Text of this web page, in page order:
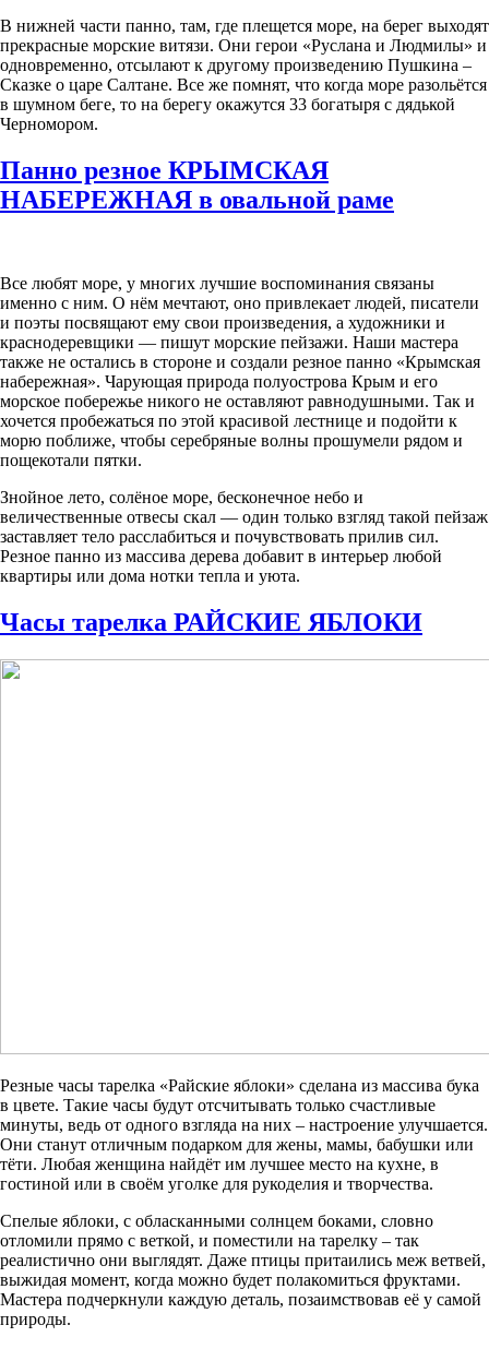
В нижней части панно, там, где плещется море, на берег выходят
прекрасные морские витязи. Они герои «Руслана и Людмилы» и
одновременно, отсылают к другому произведению Пушкина –
Сказке о царе Салтане. Все же помнят, что когда море разольётся
в шумном беге, то на берегу окажутся 33 богатыря с дядькой
Черномором.
Панно резное КРЫМСКАЯ
НАБЕРЕЖНАЯ в овальной раме
Все любят море, у многих лучшие воспоминания связаны
именно с ним. О нём мечтают, оно привлекает людей, писатели
и поэты посвящают ему свои произведения, а художники и
краснодеревщики — пишут морские пейзажи. Наши мастера
также не остались в стороне и создали резное панно «Крымская
набережная». Чарующая природа полуострова Крым и его
морское побережье никого не оставляют равнодушными. Так и
хочется пробежаться по этой красивой лестнице и подойти к
морю поближе, чтобы серебряные волны прошумели рядом и
пощекотали пятки.
Знойное лето, солёное море, бесконечное небо и
величественные отвесы скал — один только взгляд такой пейзаж
заставляет тело расслабиться и почувствовать прилив сил.
Резное панно из массива дерева добавит в интерьер любой
квартиры или дома нотки тепла и уюта.
Часы тарелка РАЙСКИЕ ЯБЛОКИ
Резные часы тарелка «Райские яблоки» сделана из массива бука
в цвете. Такие часы будут отсчитывать только счастливые
минуты, ведь от одного взгляда на них – настроение улучшается.
Они станут отличным подарком для жены, мамы, бабушки или
тёти. Любая женщина найдёт им лучшее место на кухне, в
гостиной или в своём уголке для рукоделия и творчества.
Спелые яблоки, с обласканными солнцем боками, словно
отломили прямо с веткой, и поместили на тарелку – так
реалистично они выглядят. Даже птицы притаились меж ветвей,
выжидая момент, когда можно будет полакомиться фруктами.
Мастера подчеркнули каждую деталь, позаимствовав её у самой
природы.